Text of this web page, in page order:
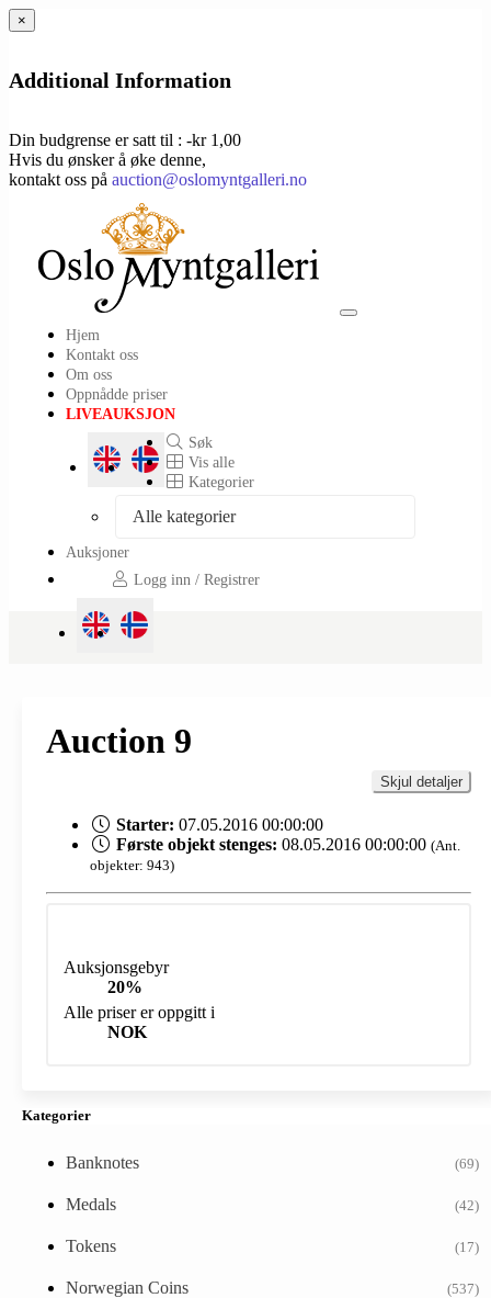
×
Additional Information
Din budgrense er satt til : -kr 1,00
Hvis du ønsker å øke denne,
kontakt oss på auction@oslomyntgalleri.no
Toggle
Hjem
Kontakt oss
Om oss
Oppnådde priser
LIVEAUKSJON
Søk
Vis alle
Kategorier
Alle kategorier
Auksjoner
Logg inn / Registrer
Auction 9
Skjul detaljer
Starter: 07.05.2016 00:00:00
Første objekt stenges: 08.05.2016 00:00:00 (Ant.
objekter: 943)
Auksjonsgebyr
20%
Alle priser er oppgitt i
NOK
Kategorier
Banknotes (69)
Medals (42)
Tokens (17)
Norwegian Coins (537)